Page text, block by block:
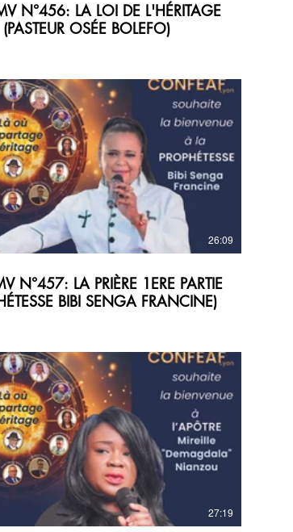
N°456: LA LOI DE L'HÉRITAGE
(PASTEUR OSÉE BOLEFO)
26:09
N°457: LA PRIÈRE 1ERE PARTIE
BIBI SENGA FRANCINE)
27:19